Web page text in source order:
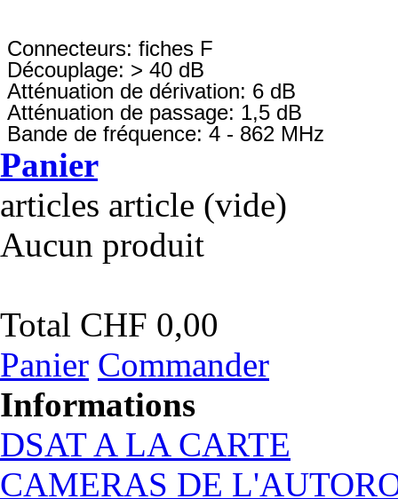
Connecteurs: fiches F
Découplage: > 40 dB
Atténuation de dérivation: 6 dB
Atténuation de passage: 1,5 dB
Bande de fréquence: 4 - 862 MHz
Panier
articles article (vide)
Aucun produit
Total CHF 0,00
Panier Commander
Informations
DSAT A LA CARTE
CAMERAS DE